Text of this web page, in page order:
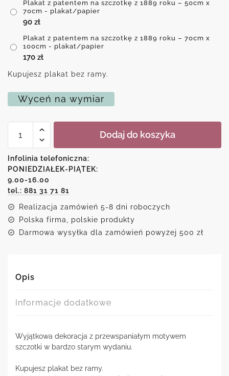
Plakat z patentem na szczotkę z 1889 roku – 50cm x
70cm - plakat/papier
90 zł
Plakat z patentem na szczotkę z 1889 roku – 70cm x
100cm - plakat/papier
170 zł
Kupujesz plakat bez ramy.
Wyceń na wymiar
Plakat
na
szczotkę
z
1889
Dodaj do koszyka
Infolinia telefoniczna:
PONIEDZIAŁEK-PIĄTEK:
9.00-16.00
tel.: 881 31 71 81
Realizacja zamówień 5-8 dni roboczych
Polska firma, polskie produkty
Darmowa wysyłka dla zamówień powyżej 500 zł
Opis
Informacje dodatkowe
Wyjątkowa dekoracja z przewspaniałym motywem
szczotki w bardzo starym wydaniu.
Kupujesz plakat bez ramy.